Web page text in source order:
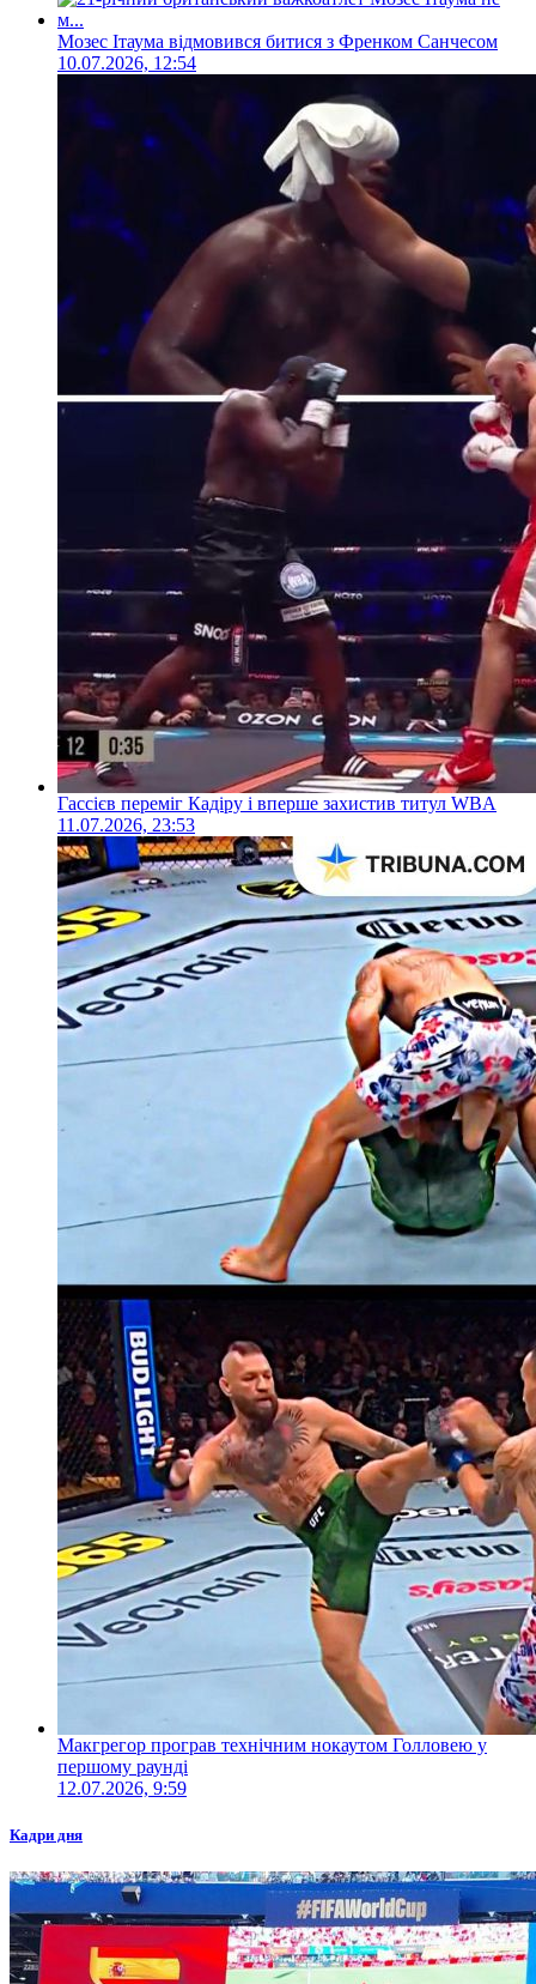
Мозес Ітаума відмовився битися з Френком Санчесом
10.07.2026, 12:54
Гассієв переміг Кадіру і вперше захистив титул WBA
11.07.2026, 23:53
Макгрегор програв технічним нокаутом Голловею у
першому раунді
12.07.2026, 9:59
Кадри дня